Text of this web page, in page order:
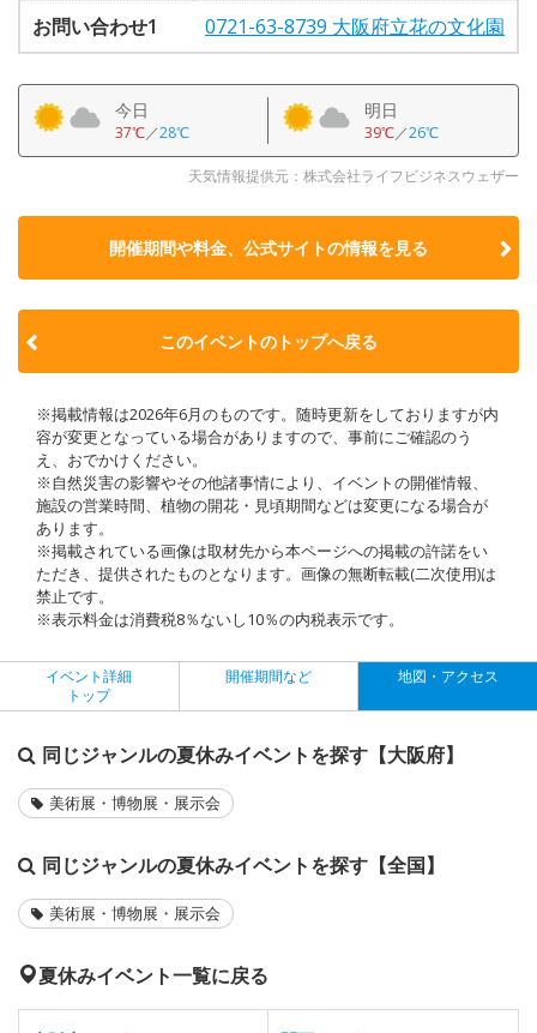
お問い合わせ1
0721-63-8739 大阪府立花の文化園
今日
37℃／28℃
明日
39℃／26℃
天気情報提供元：株式会社ライフビジネスウェザー
開催期間や料金、公式サイトの情報を見る
このイベントのトップへ戻る
※掲載情報は2026年6月のものです。随時更新をしておりますが内
容が変更となっている場合がありますので、事前にご確認のう
え、おでかけください。
※自然災害の影響やその他諸事情により、イベントの開催情報、
施設の営業時間、植物の開花・見頃期間などは変更になる場合が
あります。
※掲載されている画像は取材先から本ページへの掲載の許諾をい
ただき、提供されたものとなります。画像の無断転載(二次使用)は
禁止です。
※表示料金は消費税8％ないし10％の内税表示です。
イベント詳細
トップ
開催期間など 地図・アクセス
同じジャンルの夏休みイベントを探す【大阪府】
美術展・博物展・展示会
同じジャンルの夏休みイベントを探す【全国】
美術展・博物展・展示会
夏休みイベント一覧に戻る